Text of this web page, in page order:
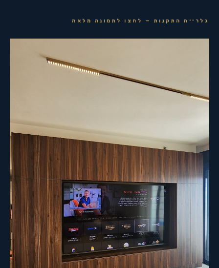
גלריית התקנות — לחצו לתמונה מלאה